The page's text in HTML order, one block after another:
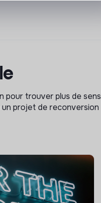
pour trouver plus de sens
projet de reconversion